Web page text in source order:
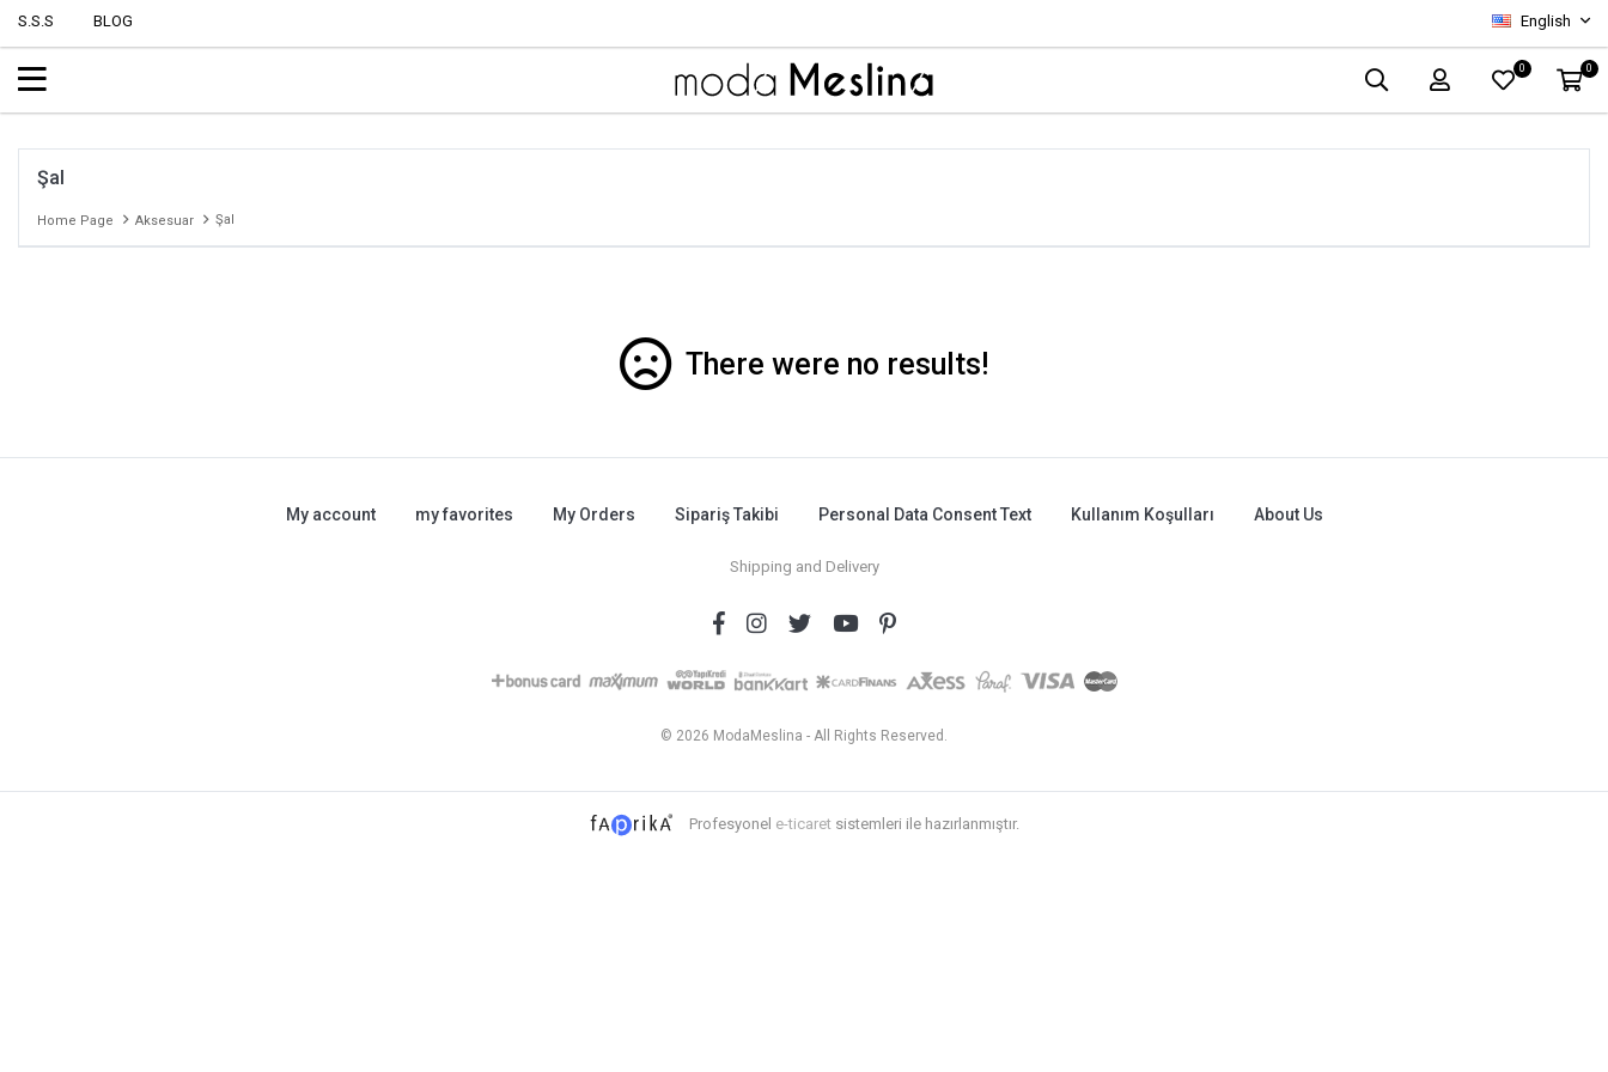
S.S.S BLOG English
0 0
Şal
Home Page Aksesuar Şal
There were no results!
My account my favorites My Orders Sipariş Takibi Personal Data Consent Text Kullanım Koşulları About Us
Shipping and Delivery
© 2026 ModaMeslina - All Rights Reserved.
Profesyonel e-ticaret sistemleri ile hazırlanmıştır.